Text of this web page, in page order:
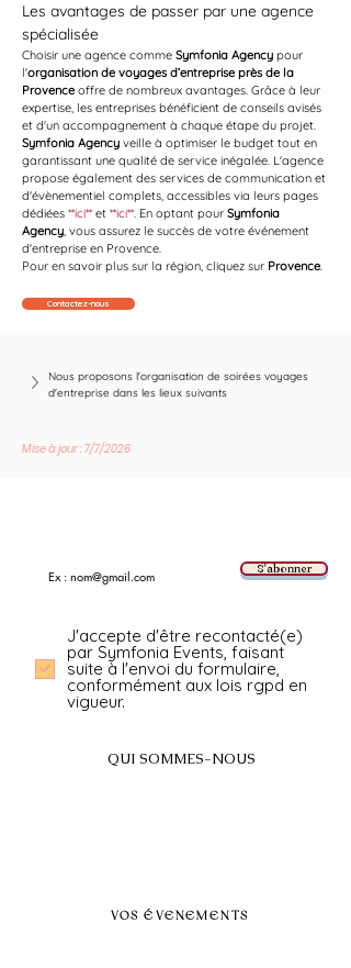
Les avantages de passer par une agence
spécialisée
Choisir une agence comme Symfonia Agency pour
l'organisation de voyages d’entreprise près de la
Provence offre de nombreux avantages. Grâce à leur
expertise, les entreprises bénéficient de conseils avisés
et d'un accompagnement à chaque étape du projet.
Symfonia Agency veille à optimiser le budget tout en
garantissant une qualité de service inégalée. L'agence
propose également des services de communication et
d'évènementiel complets, accessibles via leurs pages
dédiées **ici** et **ici**. En optant pour Symfonia
Agency, vous assurez le succès de votre événement
d'entreprise en Provence.
Pour en savoir plus sur la région, cliquez sur Provence.
Contactez-nous
Nous proposons l'organisation de soirées voyages
d'entreprise dans les lieux suivants
Mise à jour : 7/7/2026
S'abonner
J'accepte d'être recontacté(e)
par Symfonia Events, faisant
suite à l'envoi du formulaire,
conformément aux lois rgpd en
vigueur.
QUI SOMMES-NOUS
VOS ÉVENEMENTS